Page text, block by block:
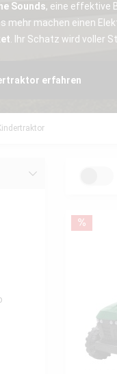
Sounds, eine effektive
mehr machen einen
. Ihr Schatz wird voller
erfahren